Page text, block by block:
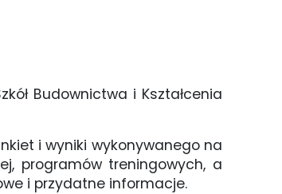
Budownictwa i Kształcenia
i wyniki wykonywanego na
programów treningowych, a
i przydatne informacje.